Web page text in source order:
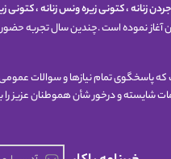
زنانه،کتونی زیره ونس زنانه،کتونی
نموده است .چندین سال تجربه حضور
که پاسخگوی تمام نیازها و سوالات
شایسته و درخور شأن هموطنان عزیز را